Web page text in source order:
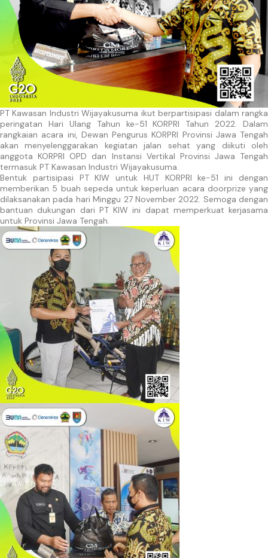
PT Kawasan Industri Wijayakusuma ikut berpartisipasi dalam rangka
peringatan Hari Ulang Tahun ke-51 KORPRI Tahun 2022. Dalam
rangkaian acara ini, Dewan Pengurus KORPRI Provinsi Jawa Tengah
akan menyelenggarakan kegiatan jalan sehat yang diikuti oleh
anggota KORPRI OPD dan Instansi Vertikal Provinsi Jawa Tengah
termasuk PT Kawasan Industri Wijayakusuma.
Bentuk partisipasi PT KIW untuk HUT KORPRI ke-51 ini dengan
memberikan 5 buah sepeda untuk keperluan acara doorprize yang
dilaksanakan pada hari Minggu 27 November 2022. Semoga dengan
bantuan dukungan dari PT KIW ini dapat memperkuat kerjasama
untuk Provinsi Jawa Tengah.